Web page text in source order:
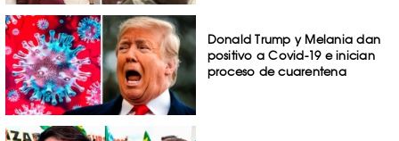
Donald Trump y Melania dan
positivo a Covid-19 e inician
proceso de cuarentena